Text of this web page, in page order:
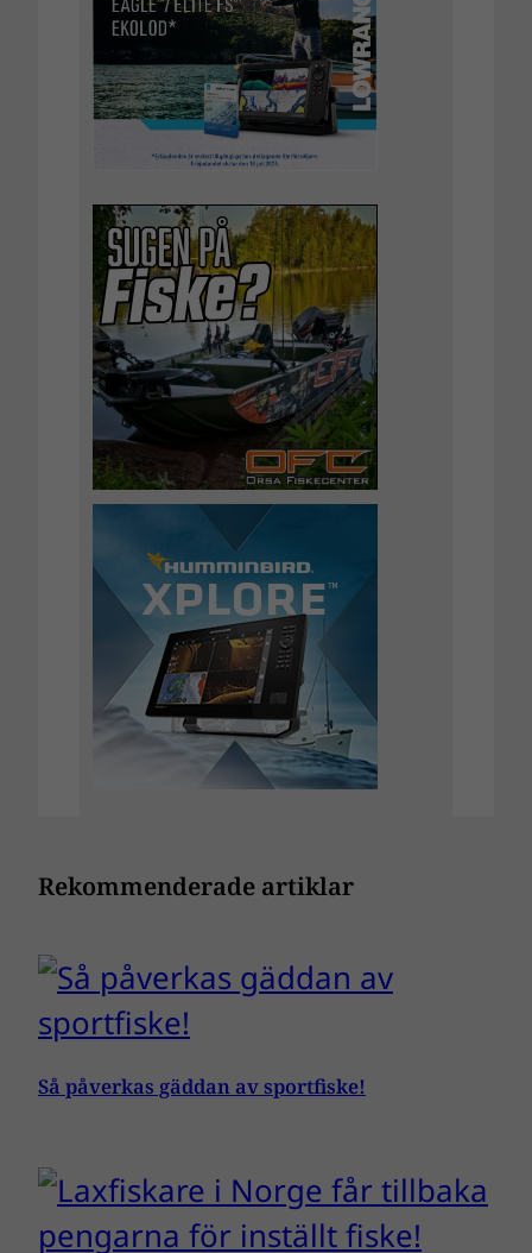
Rekommenderade artiklar
Så påverkas gäddan av sportfiske!